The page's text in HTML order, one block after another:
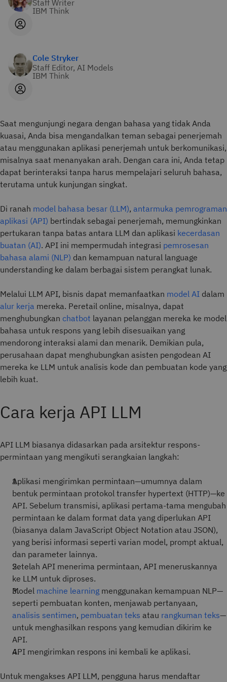
Staff Writer
IBM Think
Cole Stryker
Staff Editor, AI Models
IBM Think
Saat mengunjungi negara dengan bahasa yang tidak Anda
kuasai, Anda bisa mengandalkan teman sebagai penerjemah
atau menggunakan aplikasi penerjemah untuk berkomunikasi,
misalnya saat menanyakan arah. Dengan cara ini, Anda tetap
dapat berinteraksi tanpa harus mempelajari seluruh bahasa,
terutama untuk kunjungan singkat.
Di ranah model bahasa besar (LLM), antarmuka pemrograman
aplikasi (API) bertindak sebagai penerjemah, memungkinkan
pertukaran tanpa batas antara LLM dan aplikasi kecerdasan
buatan (AI). API ini mempermudah integrasi pemrosesan
bahasa alami (NLP) dan kemampuan natural language
understanding ke dalam berbagai sistem perangkat lunak.
Melalui LLM API, bisnis dapat memanfaatkan model AI dalam
alur kerja mereka. Peretail online, misalnya, dapat
menghubungkan chatbot layanan pelanggan mereka ke model
bahasa untuk respons yang lebih disesuaikan yang
mendorong interaksi alami dan menarik. Demikian pula,
perusahaan dapat menghubungkan asisten pengodean AI
mereka ke LLM untuk analisis kode dan pembuatan kode yang
lebih kuat.
Cara kerja API LLM
API LLM biasanya didasarkan pada arsitektur respons-
permintaan yang mengikuti serangkaian langkah:
Aplikasi mengirimkan permintaan—umumnya dalam
bentuk permintaan protokol transfer hypertext (HTTP)—ke
API. Sebelum transmisi, aplikasi pertama-tama mengubah
permintaan ke dalam format data yang diperlukan API
(biasanya dalam JavaScript Object Notation atau JSON),
yang berisi informasi seperti varian model, prompt aktual,
dan parameter lainnya.
Setelah API menerima permintaan, API meneruskannya
ke LLM untuk diproses.
Model machine learning menggunakan kemampuan NLP—
seperti pembuatan konten, menjawab pertanyaan,
analisis sentimen, pembuatan teks atau rangkuman teks—
untuk menghasilkan respons yang kemudian dikirim ke
API.
API mengirimkan respons ini kembali ke aplikasi.
Untuk mengakses API LLM, pengguna harus mendaftar